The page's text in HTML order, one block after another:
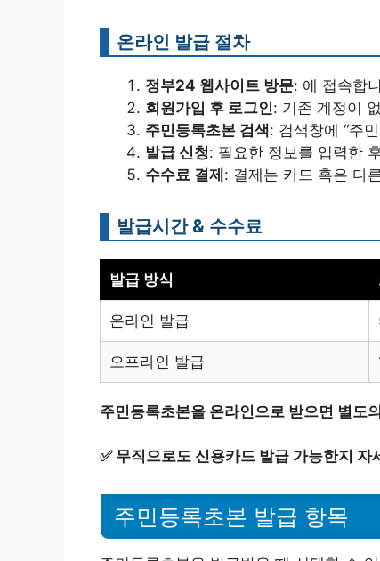
온라인 발급 절차
정부24 웹사이트 방문: 에 접속합
회원가입 후 로그인: 기존 계정이
주민등록초본 검색: 검색창에 “주
발급 신청: 필요한 정보를 입력한
수수료 결제: 결제는 카드 혹은 다
발급시간 & 수수료
발급 방식
온라인 발급
오프라인 발급
주민등록초본을 온라인으로 받으면 별도
✅ 무직으로도 신용카드 발급 가능한지 자
주민등록초본 발급 항목